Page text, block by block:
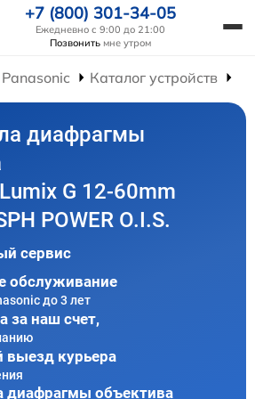
+7 (800) 301-34-05
Ежедневно с 9:00 до 21:00
Позвонить мне утром
Каталог устройств
диафрагмы
G 12-60mm
POWER O.I.S.
сервис
обслуживание
до 3 лет
за наш счет,
выезд курьера
диафрагмы объектива